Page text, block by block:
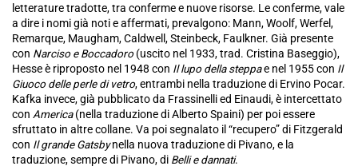
letterature tradotte, tra conferme e nuove risorse. Le conferme, vale
a dire i nomi già noti e affermati, prevalgono: Mann, Woolf, Werfel,
Remarque, Maugham, Caldwell, Steinbeck, Faulkner. Già presente
con Narciso e Boccadoro(uscito nel 1933, trad. Cristina Baseggio),
Hesse è riproposto nel 1948 con Il lupo della steppae nel 1955 con Il
Giuoco delle perle di vetro, entrambi nella traduzione di Ervino Pocar.
Kafka invece, già pubblicato da Frassinelli ed Einaudi, è intercettato
con America(nella traduzione di Alberto Spaini) per poi essere
sfruttato in altre collane. Va poi segnalato il “recupero” di Fitzgerald
con Il grande Gatsbynella nuova traduzione di Pivano, e la
traduzione, sempre di Pivano, di Belli e dannati.